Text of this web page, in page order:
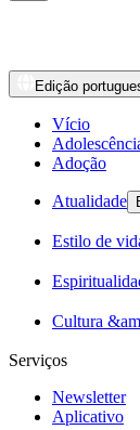
Edição
Vício
Adoção
Atualidade
Estilo de
Cultura
Serviços
Newsletter
Aplicativo